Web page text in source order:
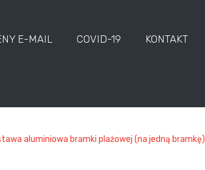
E-MAIL COVID-19 KONTAKT
aluminiowa bramki plażowej (na jedną bramkę)